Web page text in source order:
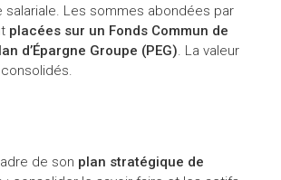
salariale. Les sommes abondées par
placées sur un Fonds Commun de
d’Épargne Groupe (PEG). La valeur
de son plan stratégique de